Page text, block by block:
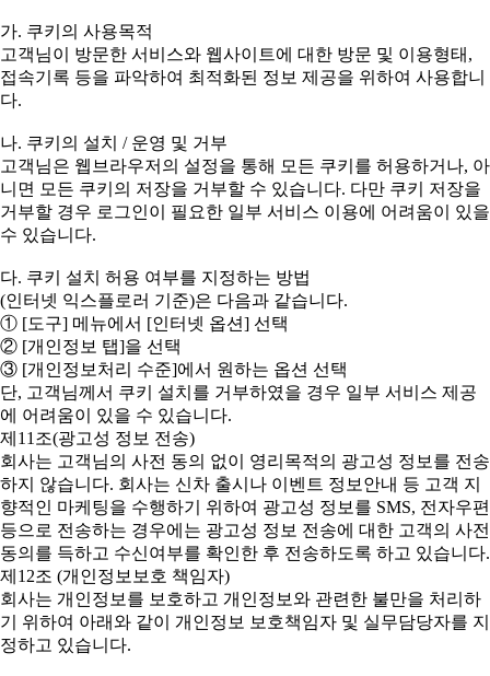
가. 쿠키의 사용목적
고객님이 방문한 서비스와 웹사이트에 대한 방문 및 이용형태,
접속기록 등을 파악하여 최적화된 정보 제공을 위하여 사용합니
다.
나. 쿠키의 설치 / 운영 및 거부
고객님은 웹브라우저의 설정을 통해 모든 쿠키를 허용하거나, 아
니면 모든 쿠키의 저장을 거부할 수 있습니다. 다만 쿠키 저장을
거부할 경우 로그인이 필요한 일부 서비스 이용에 어려움이 있을
수 있습니다.
다. 쿠키 설치 허용 여부를 지정하는 방법
(인터넷 익스플로러 기준)은 다음과 같습니다.
① [도구] 메뉴에서 [인터넷 옵션] 선택
② [개인정보 탭]을 선택
③ [개인정보처리 수준]에서 원하는 옵션 선택
단, 고객님께서 쿠키 설치를 거부하였을 경우 일부 서비스 제공
에 어려움이 있을 수 있습니다.
제11조(광고성 정보 전송)
회사는 고객님의 사전 동의 없이 영리목적의 광고성 정보를 전송
하지 않습니다. 회사는 신차 출시나 이벤트 정보안내 등 고객 지
향적인 마케팅을 수행하기 위하여 광고성 정보를 SMS, 전자우편
등으로 전송하는 경우에는 광고성 정보 전송에 대한 고객의 사전
동의를 득하고 수신여부를 확인한 후 전송하도록 하고 있습니다.
제12조 (개인정보보호 책임자)
회사는 개인정보를 보호하고 개인정보와 관련한 불만을 처리하
기 위하여 아래와 같이 개인정보 보호책임자 및 실무담당자를 지
정하고 있습니다.